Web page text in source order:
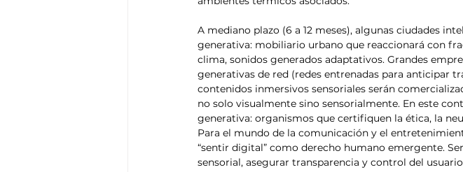
A mediano plazo (6 a 12 meses), algunas ciudades
generativa: mobiliario urbano que reaccionará con
clima, sonidos generados adaptativos. Grandes
generativas de red (redes entrenadas para anticipar
contenidos inmersivos sensoriales serán
no solo visualmente sino sensorialmente. En este
generativa: organismos que certifiquen la ética, la
Para el mundo de la comunicación y el
“sentir digital” como derecho humano emergente.
sensorial, asegurar transparencia y control del